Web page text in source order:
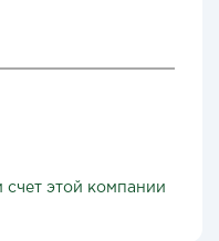
счет этой компании